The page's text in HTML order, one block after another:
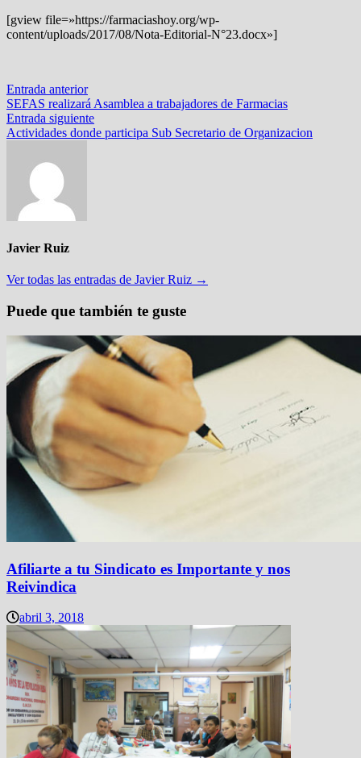
[gview file=»https://farmaciashoy.org/wp-
content/uploads/2017/08/Nota-Editorial-N°23.docx»]
Navegación
de
entradas
Entrada anteriorEntrada
anterior:
SEFAS realizará Asamblea a trabajadores de Farmacias
Entrada siguienteEntrada
siguiente:
Actividades donde participa Sub Secretario de Organizacion
Javier Ruiz
Ver todas las entradas de Javier Ruiz →
Puede que también te guste
Afiliarte a tu Sindicato es Importante y nos
Reivindica
abril 3, 2018